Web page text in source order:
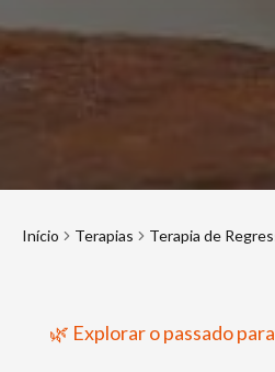
Início Terapias Terapia de
🌿 Explorar o passado